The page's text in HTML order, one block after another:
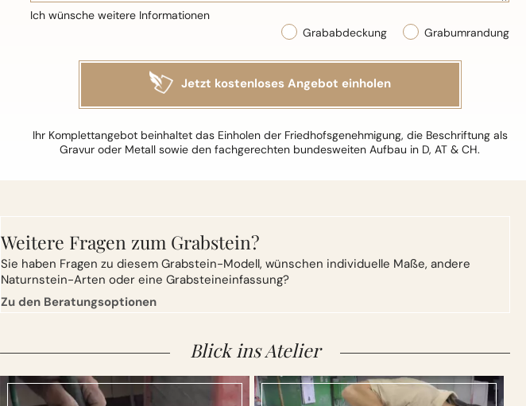
Grabumrandung
Grababdeckung
Ihr Komplettangebot beinhaltet das Einholen der Friedhofsgenehmigung, die Beschriftung als
Gravur oder Metall sowie den fachgerechten bundesweiten Aufbau in D, AT & CH.
Weitere Fragen zum Grabstein?
Sie haben Fragen zu diesem Grabstein-Modell, wünschen individuelle Maße, andere
Naturnstein-Arten oder eine Grabsteineinfassung?
Zu den Beratungsoptionen
Blick ins Atelier